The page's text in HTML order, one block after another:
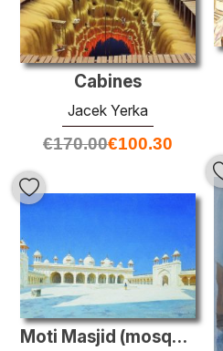
Cabines
Jacek Yerka
€170.00€100.30
Moti Masjid (mosquée de perles), Agra